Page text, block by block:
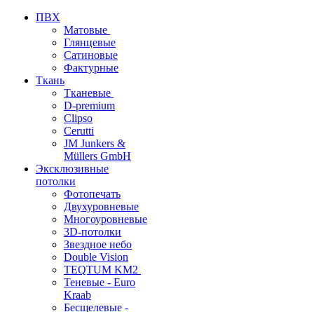
ПВХ
Матовые
Глянцевые
Сатиновые
Фактурные
Ткань
Тканевые
D-premium
Clipso
Cerutti
JM Junkers &
Müllers GmbH
Эксклюзивные
потолки
Фотопечать
Двухуровневые
Многоуровневые
3D-потолки
Звездное небо
Double Vision
TEQTUM KM2
Теневые - Euro
Kraab
Бесщелевые -